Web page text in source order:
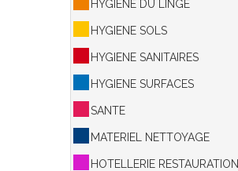
HYGIENE DU LINGE
HYGIENE SOLS
HYGIENE SANITAIRES
HYGIENE SURFACES
SANTE
MATERIEL NETTOYAGE
HOTELLERIE RESTAURATION